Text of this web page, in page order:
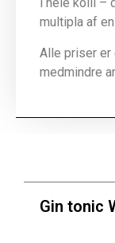
i hele kolli –
multipla af
Alle priser
medmindre
Gin tonic